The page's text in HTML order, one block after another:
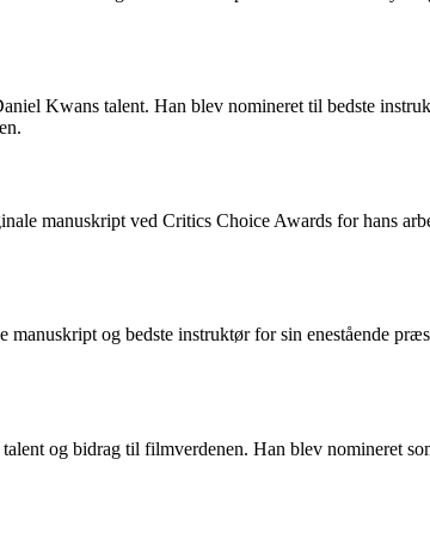
Kwans talent. Han blev nomineret til bedste
manuskript ved Critics Choice Awards for hans
og bedste instruktør for sin enestående
og bidrag til filmverdenen. Han blev nomineret